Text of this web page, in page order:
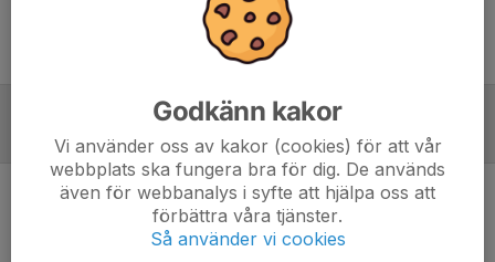
Ingen uppställning ifylld
Referat
Inget referat skrivet
Godkänn kakor
Vi använder oss av kakor (cookies) för att vår
webbplats ska fungera bra för dig. De används
även för webbanalys i syfte att hjälpa oss att
förbättra våra tjänster.
Så använder vi cookies